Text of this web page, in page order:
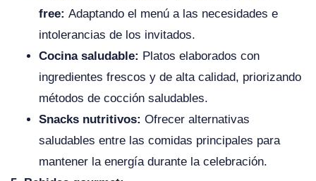
free: Adaptando el menú a las necesidades e
intolerancias de los invitados.
Cocina saludable: Platos elaborados con
ingredientes frescos y de alta calidad, priorizando
métodos de cocción saludables.
Snacks nutritivos: Ofrecer alternativas
saludables entre las comidas principales para
mantener la energía durante la celebración.